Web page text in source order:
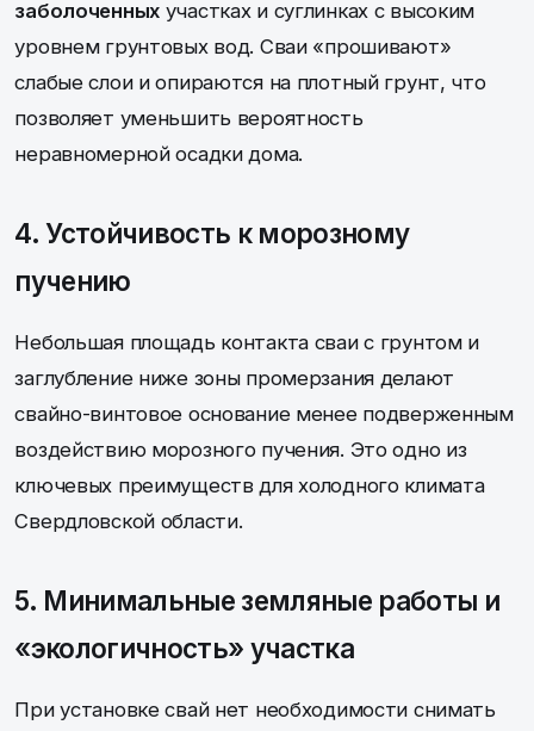
заболоченных участках и суглинках с высоким
уровнем грунтовых вод. Сваи «прошивают»
слабые слои и опираются на плотный грунт, что
позволяет уменьшить вероятность
неравномерной осадки дома.
4. Устойчивость к морозному
пучению
Небольшая площадь контакта сваи с грунтом и
заглубление ниже зоны промерзания делают
свайно-винтовое основание менее подверженным
воздействию морозного пучения. Это одно из
ключевых преимуществ для холодного климата
Свердловской области.
5. Минимальные земляные работы и
«экологичность» участка
При установке свай нет необходимости снимать